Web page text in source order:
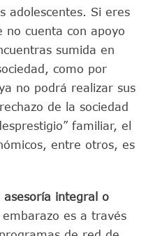
adolescentes. Si eres
no cuenta con apoyo
sumida en
como por
no podrá realizar sus
de la sociedad
familiar, el
entre otros, es
asesoría integral o
es a través